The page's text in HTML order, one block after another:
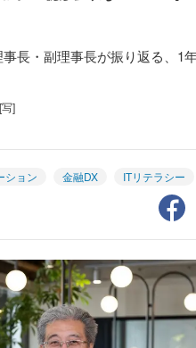
長・副理事長が振り返る、1
[写]
ション 金融DX ITリテラシー